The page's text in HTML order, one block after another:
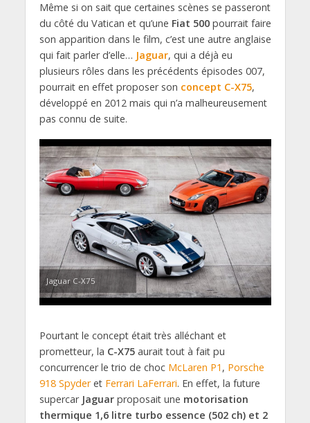
Même si on sait que certaines scènes se passeront
du côté du Vatican et qu’une Fiat 500pourrait faire
son apparition dans le film, c’est une autre anglaise
qui fait parler d’elle… Jaguar, qui a déjà eu
plusieurs rôles dans les précédents épisodes 007,
pourrait en effet proposer son concept C-X75,
développé en 2012 mais qui n’a malheureusement
pas connu de suite.
Jaguar C-X75
Pourtant le concept était très alléchant et
prometteur, la C-X75aurait tout à fait pu
concurrencer le trio de choc McLaren P1 , Porsche
918 Spyderet Ferrari LaFerrari. En effet, la future
supercar Jaguarproposait une motorisation
thermique 1,6 litre turbo essence (502 ch) et 2